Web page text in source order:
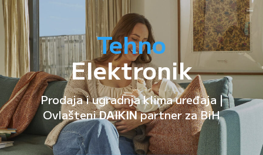
Tehno
Elektronik
Prodaja i ugradnja klima uređaja |
OvlašteniDAIKINpartner za BiH